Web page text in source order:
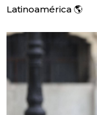
Latinoamérica 🌎